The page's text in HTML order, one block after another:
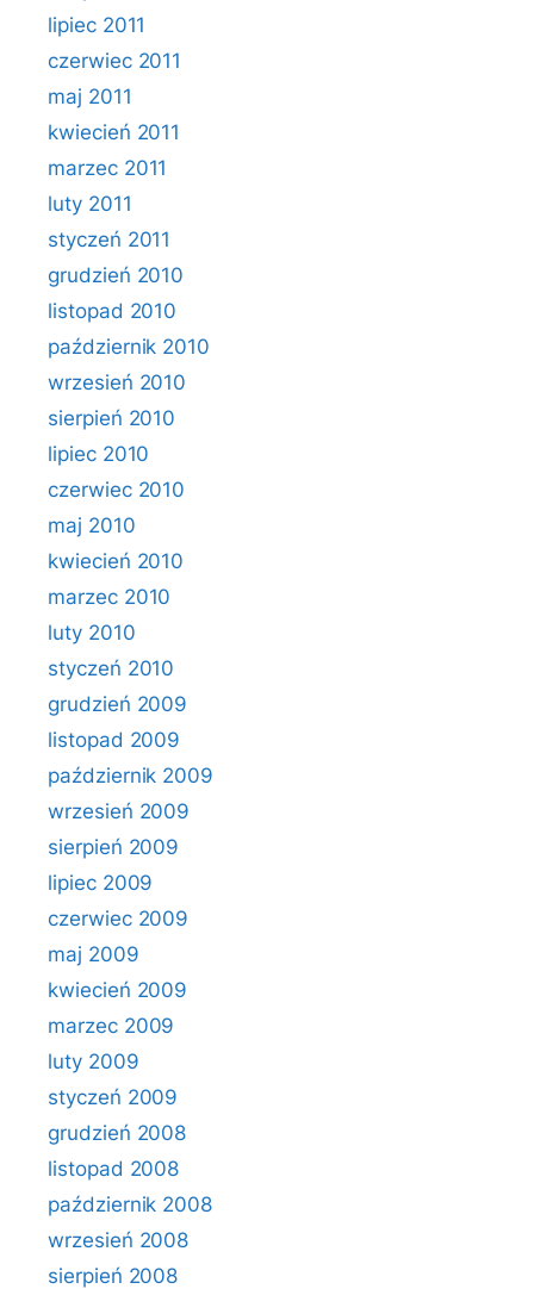
lipiec 2011
czerwiec 2011
maj 2011
kwiecień 2011
marzec 2011
luty 2011
styczeń 2011
grudzień 2010
listopad 2010
październik 2010
wrzesień 2010
sierpień 2010
lipiec 2010
czerwiec 2010
maj 2010
kwiecień 2010
marzec 2010
luty 2010
styczeń 2010
grudzień 2009
listopad 2009
październik 2009
wrzesień 2009
sierpień 2009
lipiec 2009
czerwiec 2009
maj 2009
kwiecień 2009
marzec 2009
luty 2009
styczeń 2009
grudzień 2008
listopad 2008
październik 2008
wrzesień 2008
sierpień 2008